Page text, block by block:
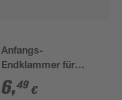
Anfangs-
Endklammer für
WPC-Dielen, 10 Stück
6,49 €